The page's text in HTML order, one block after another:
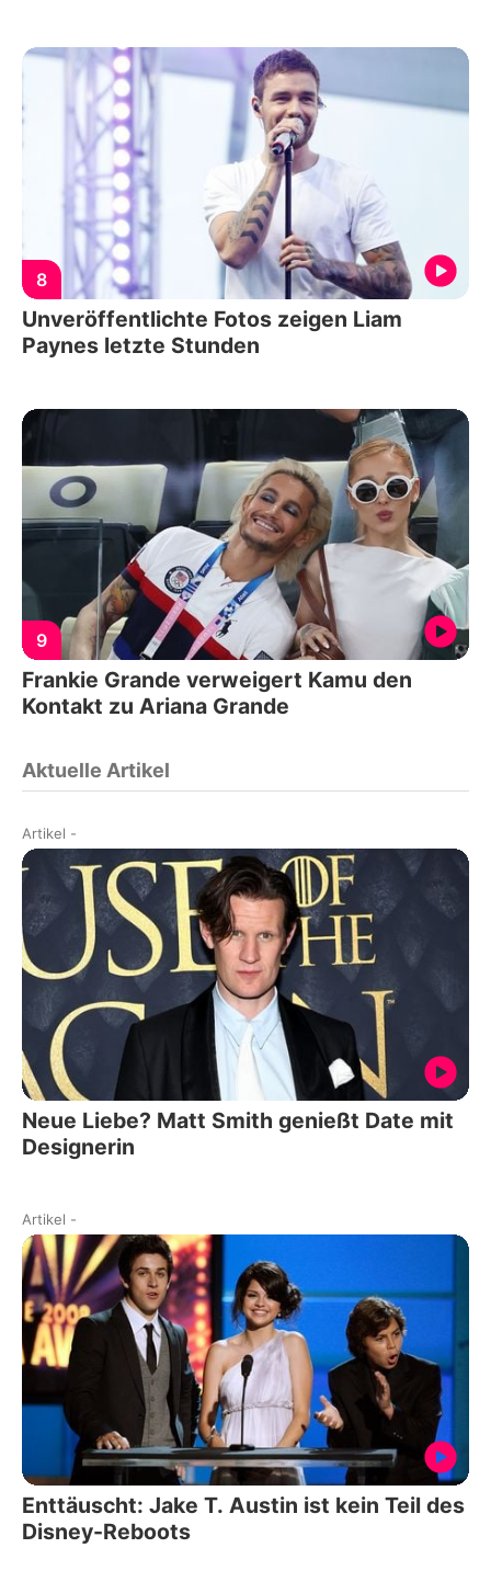
8
Unveröffentlichte Fotos zeigen Liam
Paynes letzte Stunden
9
Frankie Grande verweigert Kamu den
Kontakt zu Ariana Grande
Aktuelle Artikel
Artikel -
Neue Liebe? Matt Smith genießt Date mit
Designerin
Artikel -
Enttäuscht: Jake T. Austin ist kein Teil des
Disney-Reboots